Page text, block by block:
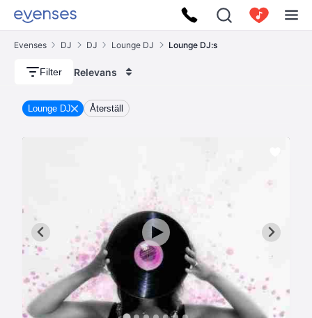
Evenses DJ DJ Lounge DJ Lounge DJ:s
Filter Relevans
Lounge DJ Återställ